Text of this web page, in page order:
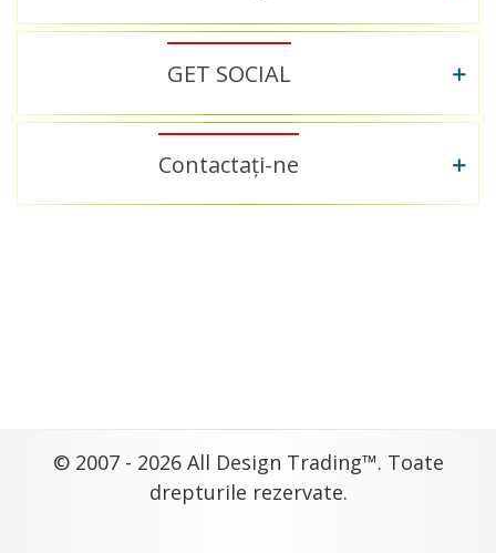
GET SOCIAL
Contactați-ne
© 2007 - 2026 All Design Trading™. Toate
drepturile rezervate.